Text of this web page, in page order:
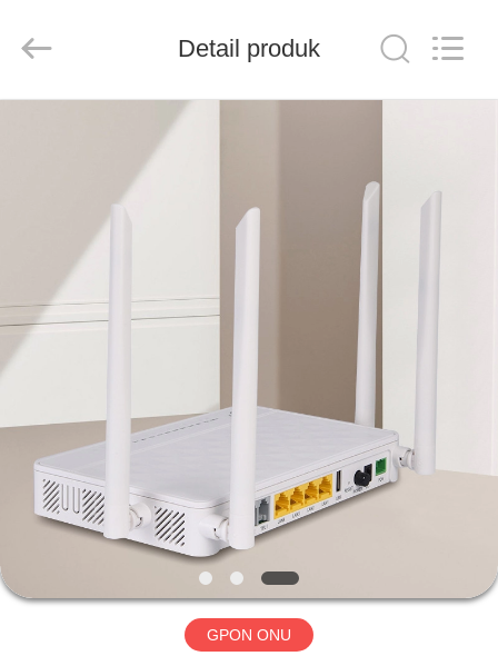
PRODUK
TENTANG
KAMI
TUR
KONTROL
KUALITAS
HUBUNGI
KAMI
Ltd..
Detail produk
GPON ONU